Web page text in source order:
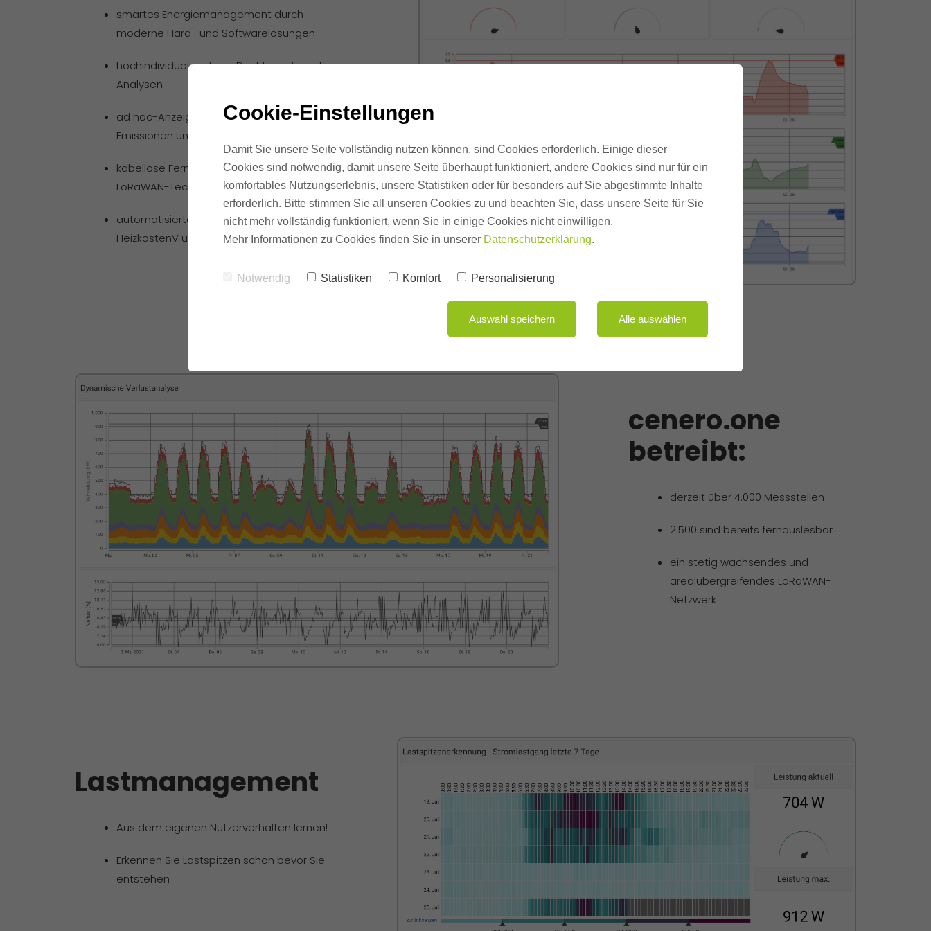
smartes Energiemanagement durch
moderne Hard- und Softwarelösungen
hochindividualisierbare Dashboards und
Analysen
ad hoc-Anzeige von Verbräuchen,
Emissionen und Energiekosten
kabellose Fernauslesung, möglich durch
LoRaWAN-Technologie
automatisiertes Verbrauchsreporting nach
HeizkostenV und FFVAV
cenero.one
betreibt:
derzeit über 4.000 Messstellen
2.500 sind bereits fernauslesbar
ein stetig wachsendes und
arealübergreifendes LoRaWAN-
Netzwerk
Lastmanagement
Aus dem eigenen Nutzerverhalten lernen!
Erkennen Sie Lastspitzen schon bevor Sie
entstehen
Cookie-Einstellungen
Damit Sie unsere Seite vollständig nutzen können, sind Cookies erforderlich. Einige dieser
Cookies sind notwendig, damit unsere Seite überhaupt funktioniert, andere Cookies sind nur für ein
komfortables Nutzungserlebnis, unsere Statistiken oder für besonders auf Sie abgestimmte Inhalte
erforderlich. Bitte stimmen Sie all unseren Cookies zu und beachten Sie, dass unsere Seite für Sie
nicht mehr vollständig funktioniert, wenn Sie in einige Cookies nicht einwilligen.
Mehr Informationen zu Cookies finden Sie in unserer Datenschutzerklärung.
Notwendig Statistiken Komfort Personalisierung
Auswahl speichern Alle auswählen